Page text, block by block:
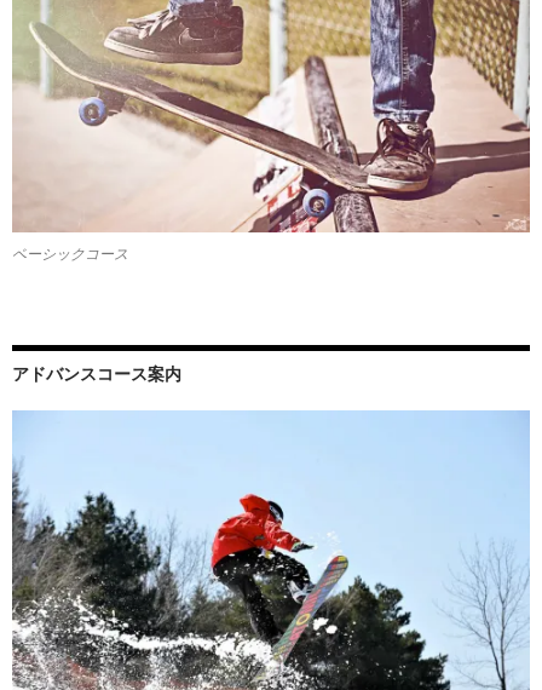
ベーシックコース
アドバンスコース案内